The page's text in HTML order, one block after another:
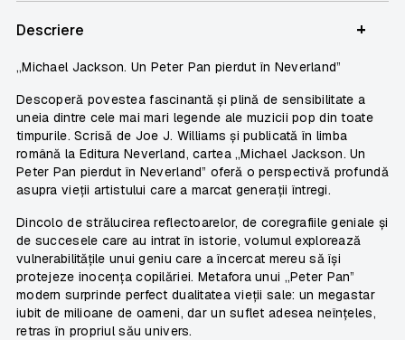
Descriere +
„Michael Jackson. Un Peter Pan pierdut în Neverland”
Descoperă povestea fascinantă și plină de sensibilitate a
uneia dintre cele mai mari legende ale muzicii pop din toate
timpurile. Scrisă de Joe J. Williams și publicată în limba
română la Editura Neverland, cartea„Michael Jackson. Un
Peter Pan pierdut în Neverland” oferă o perspectivă profundă
asupra vieții artistului care a marcat generații întregi.
Dincolo de strălucirea reflectoarelor, de coregrafiile geniale și
de succesele care au intrat în istorie, volumul explorează
vulnerabilitățile unui geniu care a încercat mereu să își
protejeze inocența copilăriei. Metafora unui „Peter Pan”
modern surprinde perfect dualitatea vieții sale: un megastar
iubit de milioane de oameni, dar un suflet adesea neînțeles,
retras în propriul său univers.